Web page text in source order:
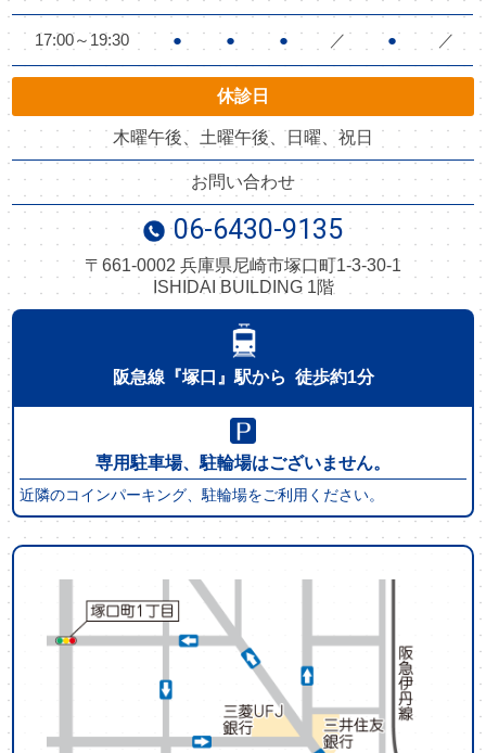
17:00～19:30 ● ● ● ／ ● ／
休診日
木曜午後、土曜午後、日曜、祝日
お問い合わせ
06-6430-9135
〒661-0002 兵庫県尼崎市塚口町1-3-30-1
ISHIDAI BUILDING 1階
阪急線『塚口』駅から 徒歩約1分
専用駐車場、駐輪場はございません。
近隣のコインパーキング、駐輪場をご利用ください。